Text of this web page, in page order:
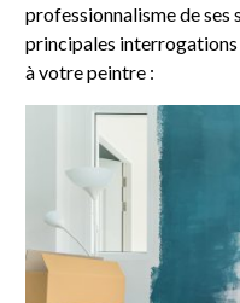
professionnalisme de ses
principales
à votre peintre :